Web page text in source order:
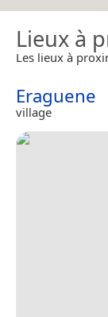
Lieux à
Les lieux à
Eraguene
village